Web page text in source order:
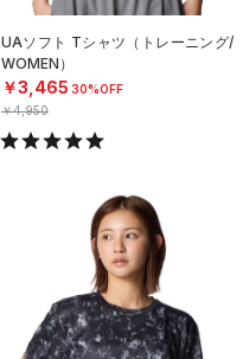
UAソフト Tシャツ（トレーニング/
WOMEN）
￥3,465 30%OFF
￥4,950